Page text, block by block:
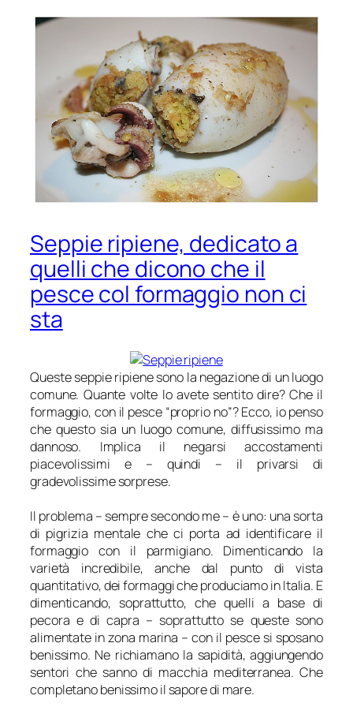
Seppie ripiene, dedicato a
quelli che dicono che il
pesce col formaggio non ci
sta
Queste seppie ripiene sono la negazione di un luogo
comune. Quante volte lo avete sentito dire? Che il
formaggio, con il pesce “proprio no”? Ecco, io penso
che questo sia un luogo comune, diffusissimo ma
dannoso. Implica il negarsi accostamenti
piacevolissimi e – quindi – il privarsi di
gradevolissime sorprese.
Il problema – sempre secondo me – è uno: una sorta
di pigrizia mentale che ci porta ad identificare il
formaggio con il parmigiano. Dimenticando la
varietà incredibile, anche dal punto di vista
quantitativo, dei formaggi che produciamo in Italia. E
dimenticando, soprattutto, che quelli a base di
pecora e di capra – soprattutto se queste sono
alimentate in zona marina – con il pesce si sposano
benissimo. Ne richiamano la sapidità, aggiungendo
sentori che sanno di macchia mediterranea. Che
completano benissimo il sapore di mare.